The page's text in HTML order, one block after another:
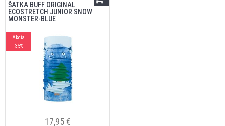
ŠATKA BUFF ORIGINAL
ECOSTRETCH JUNIOR SNOW
MONSTER-BLUE
Akcia
-35%
17,95 €